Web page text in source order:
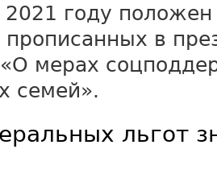
2021 году
прописанных в
мерах
семей».
льгот